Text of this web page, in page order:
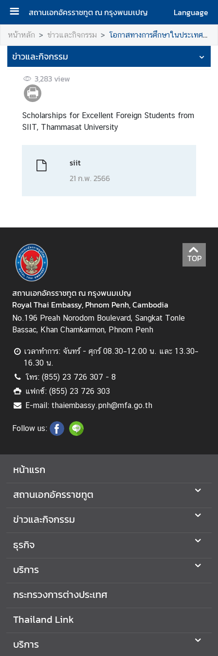
สถานเอกอัครราชทูต ณ กรุงพนมเปญ
Language
ห
น้
า
แ
ร
ก
เ
กี่
เ
ก
อั
ค
ร
า
ช
ทู
ฯ
ข่
า
ว
แ
จ
ร
ม
ธุ
กิ
ข้
อ
ล
หน้าหลัก ข่าวและกิจกรรม โอกาสทางการศึกษาในประเทศไทย
ข่าวและกิจกรรม
3,283 view
Scholarships for Excellent Foreign Students from
SIIT, Thammasat University
siit
21 ก.พ. 2566
TOP
สถานเอกอัครราชทูต ณ กรุงพนมเปญ
Royal Thai Embassy, Phnom Penh, Cambodia
No.196 Preah Norodom Boulevard, Sangkat Tonle
Bassac, Khan Chamkarmon, Phnom Penh
เวลาทำการ: จันทร์ - ศุกร์ 08.30–12.00 น. และ 13.30–
16.30 น.
โทร: (855) 23 726 307 - 8
แฟกซ์: (855) 23 726 303
E-mail: thaiembassy.pnh@mfa.go.th
Follow us:
หน้าแรก
สถานเอกอัครราชทูต
ข่าวและกิจกรรม
ธุรกิจ
บริการ
กระทรวงการต่างประเทศ
Thailand Link
บริการ